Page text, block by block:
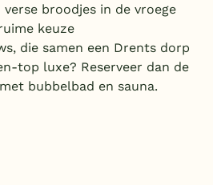
broodjes in de vroege
keuze
die samen een Drents dorp
top luxe? Reserveer dan de
bubbelbad en sauna.